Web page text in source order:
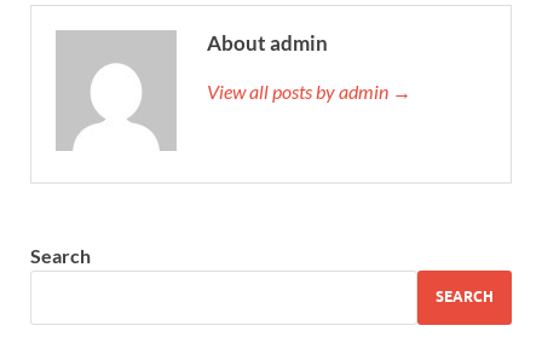
About admin
View all posts by admin →
Search
SEARCH